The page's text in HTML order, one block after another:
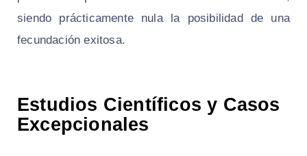
siendo prácticamente nula la posibilidad de una
fecundación exitosa.
Estudios Científicos y Casos
Excepcionales